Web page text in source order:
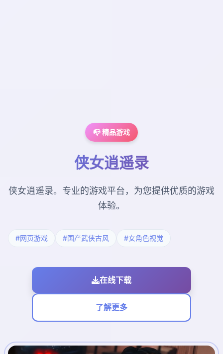
📭 精品游戏
侠女逍遥录
侠女逍遥录。专业的游戏平台，为您提供优质的游戏
体验。
#网页游戏 #国产武侠古风 #女角色视觉
在线下载
了解更多